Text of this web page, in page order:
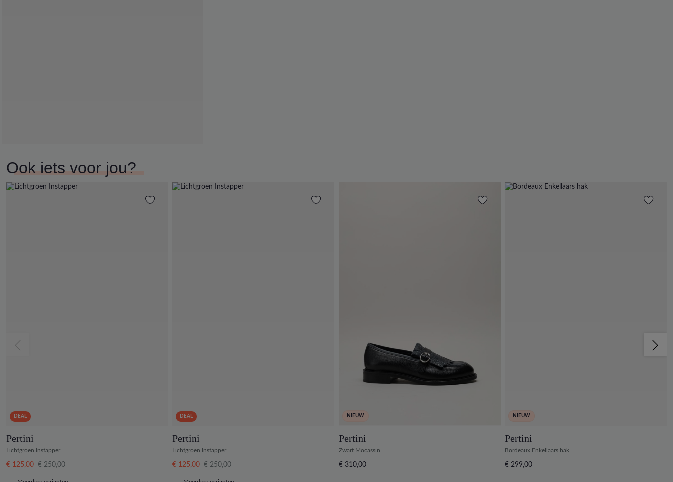
Ook iets voor jou?
DEAL
Pertini
Lichtgroen Instapper
€ 125,00 € 250,00
DEAL
Pertini
Lichtgroen Instapper
€ 125,00 € 250,00
NIEUW
Pertini
Zwart Mocassin
€ 310,00
NIEUW
Pertini
Bordeaux Enkellaars hak
€ 299,00